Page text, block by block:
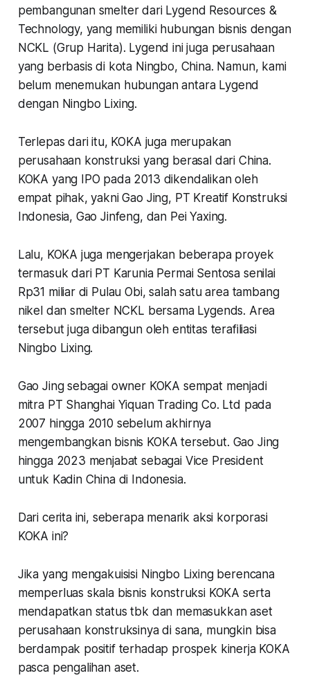
pembangunan smelter dari Lygend Resources &
Technology, yang memiliki hubungan bisnis dengan
NCKL (Grup Harita). Lygend ini juga perusahaan
yang berbasis di kota Ningbo, China. Namun, kami
belum menemukan hubungan antara Lygend
dengan Ningbo Lixing.
Terlepas dari itu, KOKA juga merupakan
perusahaan konstruksi yang berasal dari China.
KOKA yang IPO pada 2013 dikendalikan oleh
empat pihak, yakni Gao Jing, PT Kreatif Konstruksi
Indonesia, Gao Jinfeng, dan Pei Yaxing.
Lalu, KOKA juga mengerjakan beberapa proyek
termasuk dari PT Karunia Permai Sentosa senilai
Rp31 miliar di Pulau Obi, salah satu area tambang
nikel dan smelter NCKL bersama Lygends. Area
tersebut juga dibangun oleh entitas terafiliasi
Ningbo Lixing.
Gao Jing sebagai owner KOKA sempat menjadi
mitra PT Shanghai Yiquan Trading Co. Ltd pada
2007 hingga 2010 sebelum akhirnya
mengembangkan bisnis KOKA tersebut. Gao Jing
hingga 2023 menjabat sebagai Vice President
untuk Kadin China di Indonesia.
Dari cerita ini, seberapa menarik aksi korporasi
KOKA ini?
Jika yang mengakuisisi Ningbo Lixing berencana
memperluas skala bisnis konstruksi KOKA serta
mendapatkan status tbk dan memasukkan aset
perusahaan konstruksinya di sana, mungkin bisa
berdampak positif terhadap prospek kinerja KOKA
pasca pengalihan aset.